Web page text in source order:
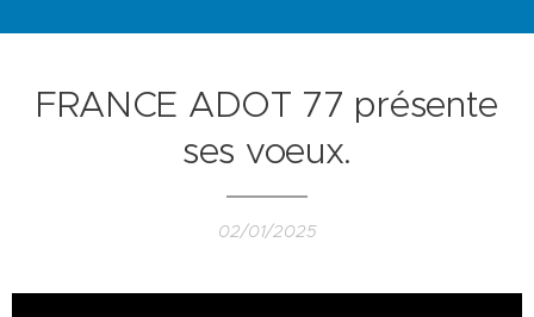
FRANCE ADOT 77 présente
ses voeux.
02/01/2025